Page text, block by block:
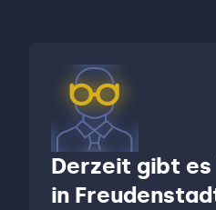
Derzeit gibt
in